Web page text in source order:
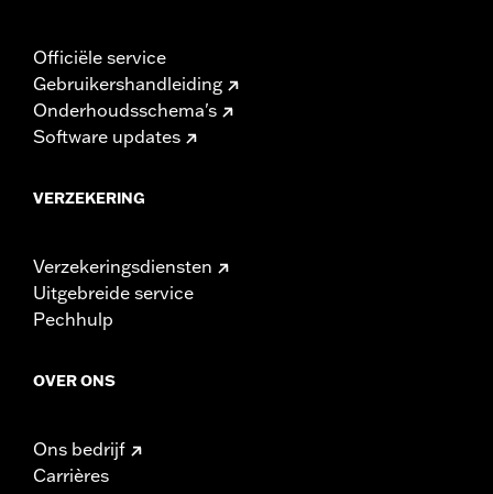
Officiële service
Gebruikershandleiding
Onderhoudsschema's
Software updates
VERZEKERING
Verzekeringsdiensten
Uitgebreide service
Pechhulp
OVER ONS
Ons bedrijf
Carrières